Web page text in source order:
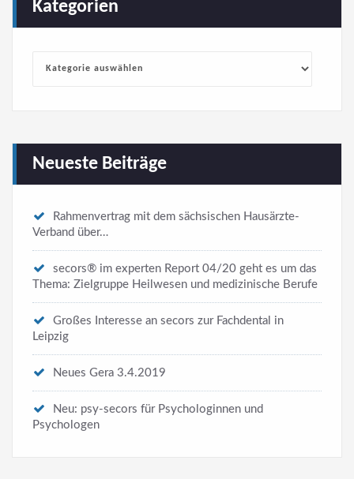
Kategorien
Neueste Beiträge
Rahmenvertrag mit dem sächsischen Hausärzte-
Verband über…
secors® im experten Report 04/20 geht es um das
Thema: Zielgruppe Heilwesen und medizinische Berufe
Großes Interesse an secors zur Fachdental in
Leipzig
Neues Gera 3.4.2019
Neu: psy-secors für Psychologinnen und
Psychologen